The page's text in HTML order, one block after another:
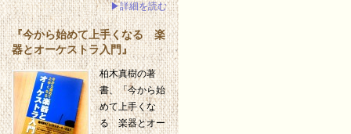
▶詳細を読む
『今から始めて上手くなる 楽
器とオーケストラ入門』
柏木真樹の著
書、「今から始
めて上手くな
る 楽器とオー